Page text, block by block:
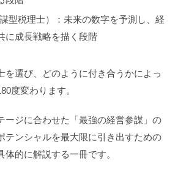
型税理士）：未来の数字を予測し、経
に成長戦略を描く段階
を選び、どのように付き合うかによっ
度変わります。
ージに合わせた「最強の経営参謀」の
テンシャルを最大限に引き出すための
的に解説する一冊です。